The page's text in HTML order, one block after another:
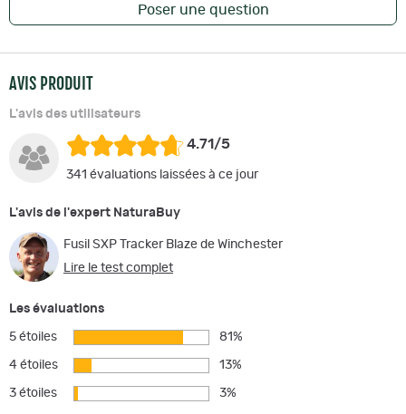
Poser une question
AVIS PRODUIT
L'avis des utilisateurs
4.71/5
341 évaluations laissées à ce jour
L'avis de l'expert NaturaBuy
Fusil SXP Tracker Blaze de Winchester
Lire le test complet
Les évaluations
5 étoiles 81%
4 étoiles 13%
3 étoiles 3%